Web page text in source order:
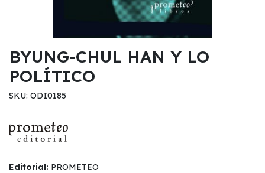
BYUNG-CHUL HAN Y LO
POLÍTICO
SKU: ODI0185
Editorial: PROMETEO